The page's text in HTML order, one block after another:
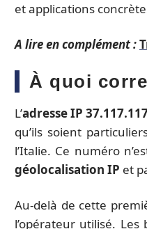
et applications
A lire en complément :
À quoi
L’adresse IP
qu’ils soient
l’Italie. Ce numéro
géolocalisation IP et
Au-delà de cette
l’opérateur utilisé.